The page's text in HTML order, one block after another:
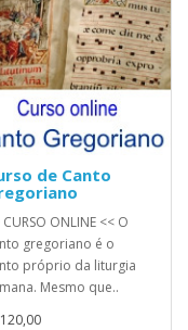
de Canto
CURSO ONLINE << O
gregoriano é o
próprio da liturgia
Mesmo que..